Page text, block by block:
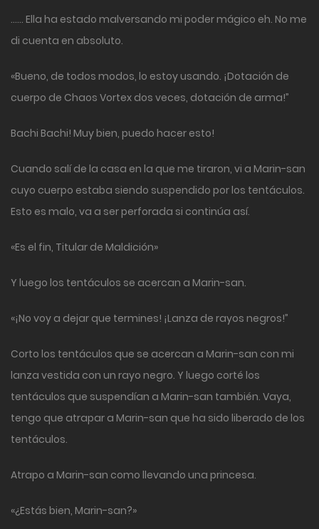
…… Ella ha estado malversando mi poder mágico eh. No me
di cuenta en absoluto.
«Bueno, de todos modos, lo estoy usando. ¡Dotación de
cuerpo de Chaos Vortex dos veces, dotación de arma!”
Bachi Bachi! Muy bien, puedo hacer esto!
Cuando salí de la casa en la que me tiraron, vi a Marin-san
cuyo cuerpo estaba siendo suspendido por los tentáculos.
Esto es malo, va a ser perforada si continúa así.
«Es el fin, Titular de Maldición»
Y luego los tentáculos se acercan a Marin-san.
«¡No voy a dejar que termines! ¡Lanza de rayos negros!”
Corto los tentáculos que se acercan a Marin-san con mi
lanza vestida con un rayo negro. Y luego corté los
tentáculos que suspendían a Marin-san también. Vaya,
tengo que atrapar a Marin-san que ha sido liberado de los
tentáculos.
Atrapo a Marin-san como llevando una princesa.
«¿Estás bien, Marin-san?»